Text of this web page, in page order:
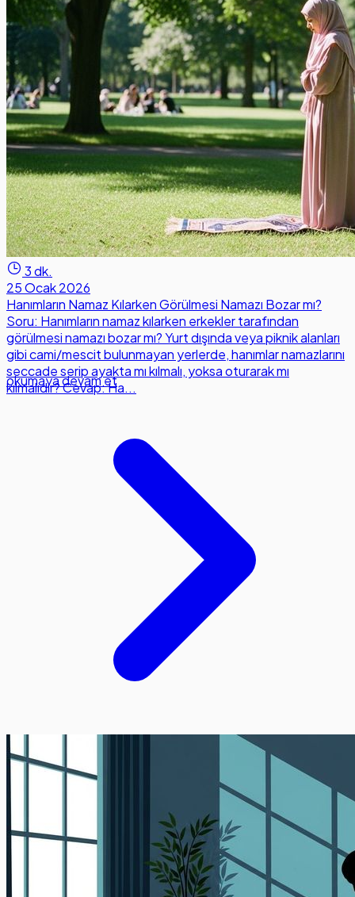
3 dk.
25 Ocak 2026
Hanımların Namaz Kılarken Görülmesi Namazı Bozar mı?
Soru: Hanımların namaz kılarken erkekler tarafından
görülmesi namazı bozar mı? Yurt dışında veya piknik alanları
gibi cami/mescit bulunmayan yerlerde, hanımlar namazlarını
seccade serip ayakta mı kılmalı, yoksa oturarak mı
kılmalıdır? Cevap: Ha...
okumaya devam et